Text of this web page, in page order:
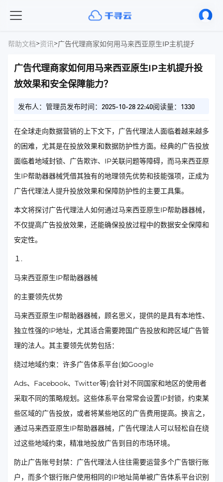
帮助文档>资讯>广告代理商家如何用马来西亚原生IP主机提升投放效
广告代理商家如何用马来西亚原生IP主机提升投
放效果和安全保障能力？
发布人：管理员发布时间：2025-10-28 22:40阅读量：1330
在全球走向数据营销的上下文下，广告代理法人面临着越来越多
的困难，尤其是在投放效果和数据防护性方面。经典的广告投放
面临着地域封锁、广告欺诈、IP关联问题等障碍，而马来西亚原
生IP帮助器器械凭借其独有的地理领先优势和技能强项，正成为
广告代理法人提升投放效果和保障防护性的主要工具集。
本文将探讨广告代理法人如何通过马来西亚原生IP帮助器器械，
不仅提高广告投放效果，还能确保投放过程中的数据安全保障和
安定性。
１.
马来西亚原生IP帮助器器械
的主要领先优势
马来西亚原生IP帮助器器械，顾名思义，提供的是具有本地性、
独立性强的IP地址，尤其适合需要跨国广告投放和跨区域广告管
理的法人。其主要领先优势包括：
绕过地域约束：许多广告体系平台(如Google
Ads、Facebook、Twitter等)会针对不同国家和地区的使用者
采取不同的策略规划。这些体系平台常常会设置IP封锁，约束某
些区域的广告投放，或者将某些地区的广告费用提高。换言之，
通过马来西亚原生IP帮助器器械，广告代理法人可以轻松自在绕
过这些地域约束，精准地投放广告到目的市场环境。
防止广告账号封禁：广告代理法人往往需要运营多个广告银行账
户，而多个银行账户使用相同的IP地址简单被广告体系平台识别